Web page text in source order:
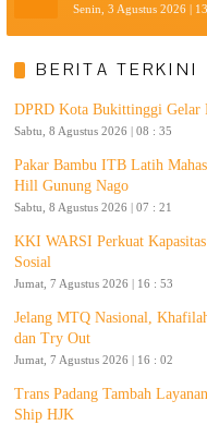
Senin, 3 Agustus 2026 |
BERITA TERKINI
DPRD Kota Bukittinggi Gelar
Sabtu, 8 Agustus 2026 | 08 : 35
Pakar Bambu ITB Latih
Hill Gunung Nago
Sabtu, 8 Agustus 2026 | 07 : 21
KKI WARSI Perkuat
Sosial
Jumat, 7 Agustus 2026 | 16 : 53
Jelang MTQ Nasional,
dan Try Out
Jumat, 7 Agustus 2026 | 16 : 02
Trans Padang Tambah
Ship HJK